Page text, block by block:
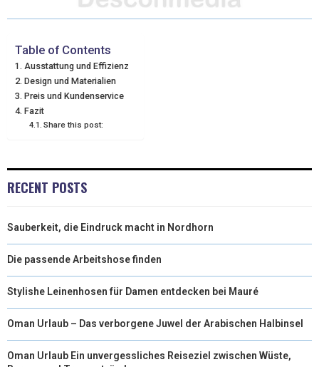
W
T
T
E
)
E
O
O
T K I
Table of Contents
Ausstattung und Effizienz
Design und Materialien
Preis und Kundenservice
Fazit
Share this post:
RECENT POSTS
Sauberkeit, die Eindruck macht in Nordhorn
Die passende Arbeitshose finden
Stylishe Leinenhosen für Damen entdecken bei Mauré
Oman Urlaub – Das verborgene Juwel der Arabischen Halbinsel
Oman Urlaub Ein unvergessliches Reiseziel zwischen Wüste,